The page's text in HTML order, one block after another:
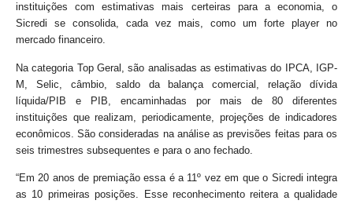
instituições com estimativas mais certeiras para a economia, o
Sicredi se consolida, cada vez mais, como um forte player no
mercado financeiro.
Na categoria Top Geral, são analisadas as estimativas do IPCA, IGP-
M, Selic, câmbio, saldo da balança comercial, relação dívida
líquida/PIB e PIB, encaminhadas por mais de 80 diferentes
instituições que realizam, periodicamente, projeções de indicadores
econômicos. São consideradas na análise as previsões feitas para os
seis trimestres subsequentes e para o ano fechado.
“Em 20 anos de premiação essa é a 11º vez em que o Sicredi integra
as 10 primeiras posições. Esse reconhecimento reitera a qualidade